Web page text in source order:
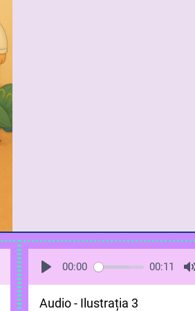
00:00 00:11
Audio - Ilustrația 3